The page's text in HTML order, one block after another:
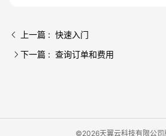
上一篇 : 快速入门
下一篇 : 查询订单和费用
©2026天翼云科技有限公司